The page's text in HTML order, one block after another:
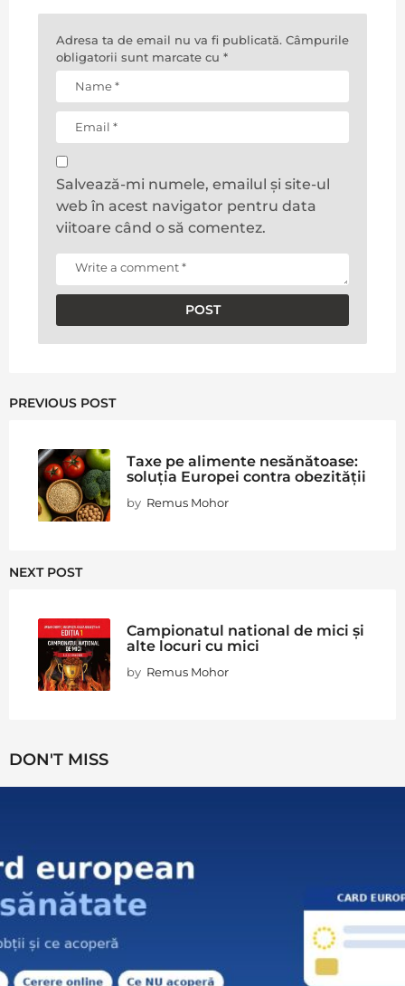
Adresa ta de email nu va fi publicată. Câmpurile
obligatorii sunt marcate cu *
Salvează-mi numele, emailul și site-ul
web în acest navigator pentru data
viitoare când o să comentez.
PREVIOUS POST
Taxe pe alimente nesănătoase:
soluția Europei contra obezității
by Remus Mohor
NEXT POST
Campionatul national de mici și
alte locuri cu mici
by Remus Mohor
DON'T MISS